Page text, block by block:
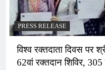
PRESS RELEASE
विश्व रक्तदाता दिवस पर
62वां रक्तदान शिविर,